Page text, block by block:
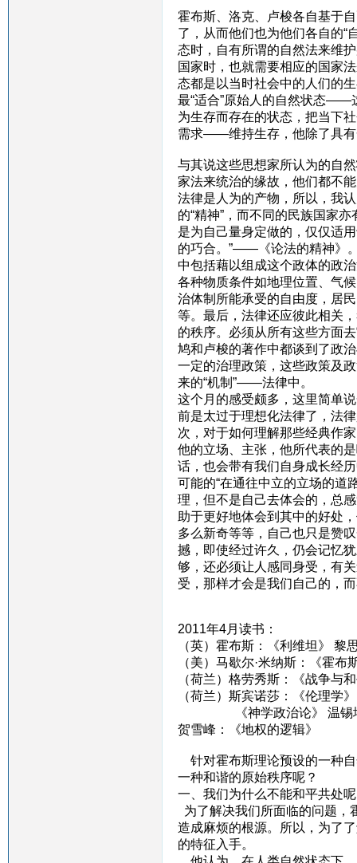
霍布斯、洛克、卢梭各自基于
了，从而他们也为他们各自的
态时，自有所谓的自然法来维
国家时，也就需要相应的国家
态都是以当时社会中的人们的
最“适合”原始人的自然状态——
为生存而存在的状态，把当下
需求——维持生存，他除了具有
与其说这些思想家所认为的自
家法来统治的缘故，他们都不
法律是人为的产物，所以，我
的“精神”，而不同的民族国家
是为自己量身定做的，仅仅适
的巧合。”——《论法的精神》
中包括藉以组成这个政体的政
各种物质条件如地理位置、气
治体制所能承受的自由度，居
等。最后，法律还应彼此相关
的秩序。必须从所有这些方面
鸠和卢梭的著作中都谈到了政
一定的治理政策，这些政策及
来的“机制”——法律中。
这个月的感受颇多，这里简单
前是太过于理想化法律了，法
次，对于如何理解那些经典作
他的立场、主张，他所代表的
话，也会带有我们自身成长经
可能的“在通往中立的立场的道
理，但不是自己去体会的，总
助于更好地体会到其中的好处
多么新奇等等，自己也只是赞
撼，即使经过许久，仍会记忆
够，还必须让人感同身受，有
受，那样才会是我们自己的，
2011年4月读书：
（英）霍布斯：《利维坦》 黎
（美）马歇尔·米纳斯：《霍布
（荷兰）格劳秀斯：《战争与
（荷兰）斯宾诺莎：《伦理学
《神学政治论》 温锡
贺雪峰：《地权的逻辑》
针对霍布斯理论预设的一种
一种和谐的原始秩序呢？
一、我们为什么不能和平共处
为了解决我们所面临的问题，
造成麻烦的根源。所以，为了
的特征入手。